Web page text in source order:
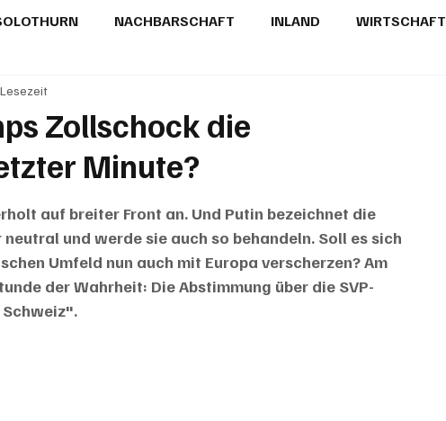
NACHBARSCHAFT INLAND WIRTSCHAFT
LESERBRIEFE
Zollschock die
Minute?
auf breiter Front an. Und Putin bezeichnet die
und werde sie auch so behandeln. Soll es sich
Umfeld nun auch mit Europa verscherzen? Am
der Wahrheit: Die Abstimmung über die SVP-